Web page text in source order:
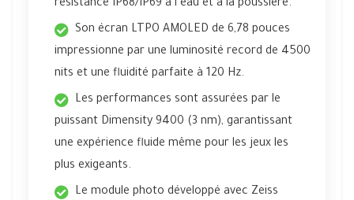
résistance IP68/IP69 à l’eau et à la poussière.
Son écran LTPO AMOLED de 6,78 pouces
impressionne par une luminosité record de 4500
nits et une fluidité parfaite à 120 Hz.
Les performances sont assurées par le
puissant Dimensity 9400 (3 nm), garantissant
une expérience fluide même pour les jeux les
plus exigeants.
Le module photo développé avec Zeiss